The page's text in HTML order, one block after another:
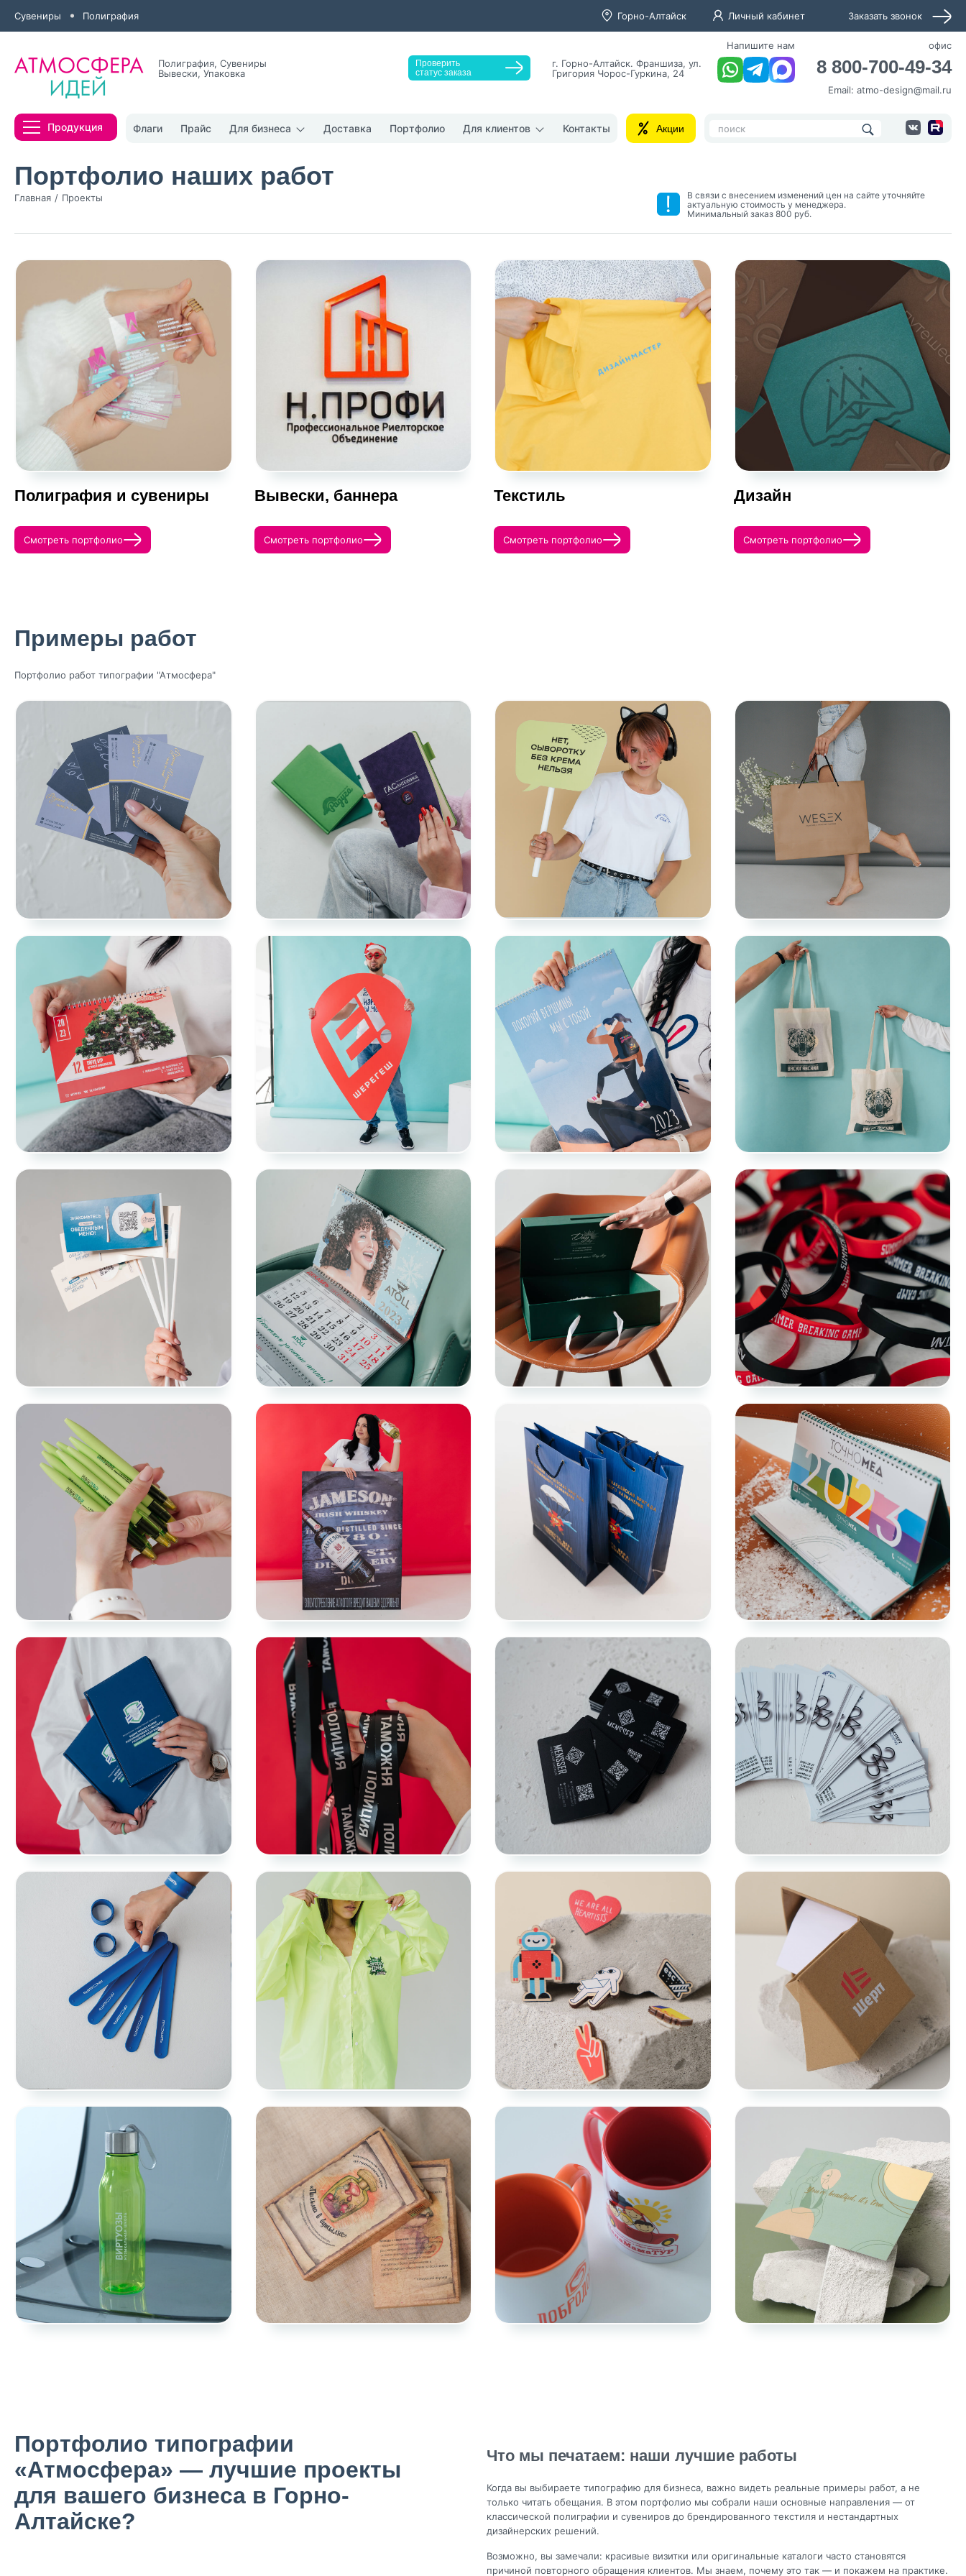
Сувениры Полиграфия Горно-Алтайск Личный кабинет Заказать звонок
Полиграфия, Сувениры
Вывески, Упаковка
Проверить
статус заказа
г. Горно-Алтайск. Франшиза, ул.
Григория Чорос-Гуркина, 24
Напишите нам офис
8 800-700-49-34
Email: atmo-design@mail.ru
Продукция Флаги Прайс Для бизнеса Доставка Портфолио Для клиентов Контакты Акции
Портфолио наших работ
Главная Проекты
В связи с внесением изменений цен на сайте уточняйте
актуальную стоимость у менеджера.
Минимальный заказ 800 руб.
Полиграфия и сувениры
Смотреть портфолио
Вывески, баннера
Смотреть портфолио
Текстиль
Смотреть портфолио
Дизайн
Смотреть портфолио
Примеры работ
Портфолио работ типографии "Атмосфера"
Портфолио типографии
«Атмосфера» — лучшие проекты
для вашего бизнеса в Горно-
Алтайске?
Что мы печатаем: наши лучшие работы
Когда вы выбираете типографию для бизнеса, важно видеть реальные примеры работ, а не
только читать обещания. В этом портфолио мы собрали наши основные направления — от
классической полиграфии и сувениров до брендированного текстиля и нестандартных
дизайнерских решений.
Возможно, вы замечали: красивые визитки или оригинальные каталоги часто становятся
причиной повторного обращения клиентов. Мы знаем, почему это так — и покажем на практике.
Нажимая на кнопку, я даю согласие на получение информационных и рекламных рассылок